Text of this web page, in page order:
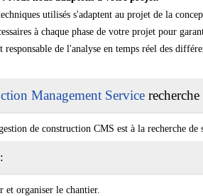
utilisés s'adaptent au projet de la
à chaque phase de votre projet pour
responsable de l'analyse en temps réel des
Management Service recherche
de construction CMS est à la recherche
et organiser le chantier.